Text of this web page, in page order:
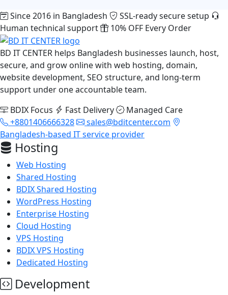
Since 2016 in Bangladesh
SSL-ready secure setup
Human technical support
10% OFF Every Order
BD IT CENTER helps Bangladesh businesses launch, host,
secure, and grow online with web hosting, domain,
website development, SEO structure, and long-term
support under one accountable team.
BDIX Focus
Fast Delivery
Managed Care
+8801406666328
sales@bditcenter.com
Bangladesh-based IT service provider
Hosting
Web Hosting
Shared Hosting
BDIX Shared Hosting
WordPress Hosting
Enterprise Hosting
Cloud Hosting
VPS Hosting
BDIX VPS Hosting
Dedicated Hosting
Development